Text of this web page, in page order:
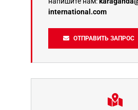
international.com
ОТПРАВИТЬ ЗАПРОС